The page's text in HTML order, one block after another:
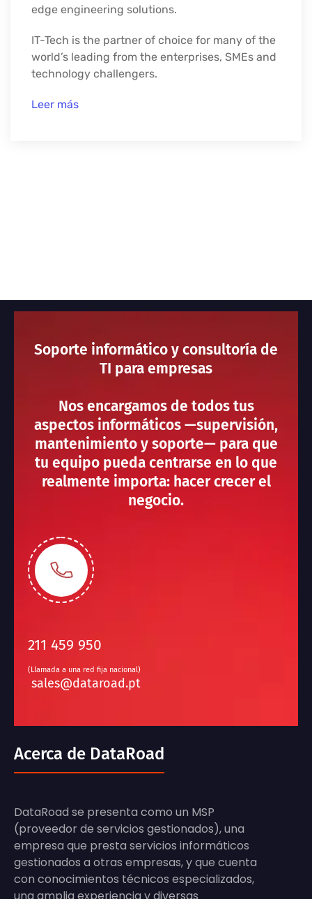
edge engineering solutions.
IT-Tech is the partner of choice for many of the
world’s leading from the enterprises, SMEs and
technology challengers.
Leer más
Soporte informático y consultoría de
TI para empresas
Nos encargamos de todos tus
aspectos informáticos —supervisión,
mantenimiento y soporte— para que
tu equipo pueda centrarse en lo que
realmente importa: hacer crecer el
negocio.
211 459 950
(Llamada a una red fija nacional)
sales@dataroad.pt
Acerca de DataRoad
DataRoad se presenta como un MSP
(proveedor de servicios gestionados), una
empresa que presta servicios informáticos
gestionados a otras empresas, y que cuenta
con conocimientos técnicos especializados,
una amplia experiencia y diversas